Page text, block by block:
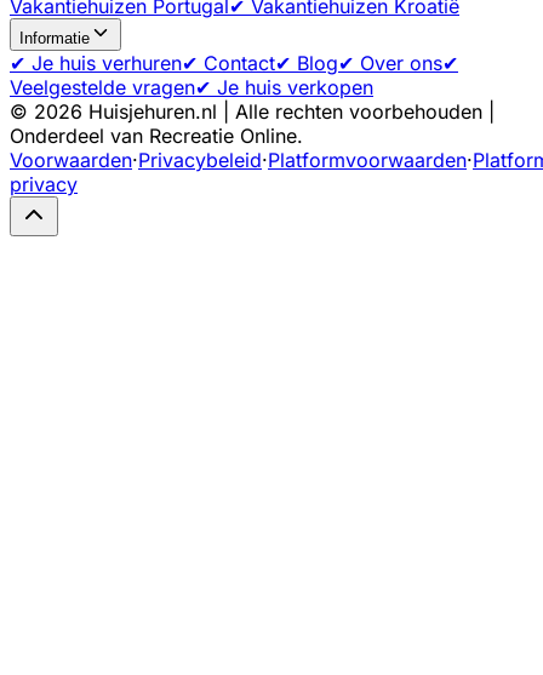
Vakantiehuizen Portugal ✔ Vakantiehuizen Kroatië
Informatie
✔ Je huis verhuren✔ Contact✔ Blog✔ Over ons✔
Veelgestelde vragen✔ Je huis verkopen
© 2026 Huisjehuren.nl | Alle rechten voorbehouden |
Onderdeel van Recreatie Online.
Voorwaarden·Privacybeleid·Platformvoorwaarden·
privacy